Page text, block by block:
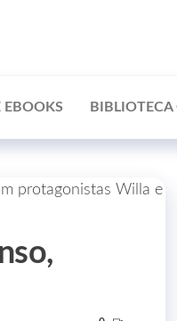
EBOOKS BIBLIOTECA